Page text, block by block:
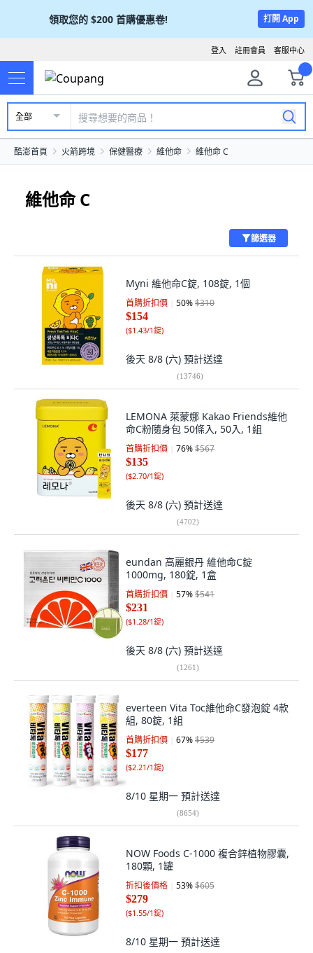
領取您的 $200 首購優惠卷! 打開 App
客服中心
註冊會員
登入
全部
酷澎首頁 火箭跨境 保健醫療 維他命 維他命 C
維他命 C
篩選器
Myni 維他命C錠, 108錠, 1個
首購折扣價 50%$310
$154
($1.43/1錠)
後天 8/8 (六) 預計送達
(13746)
LEMONA 萊蒙娜 Kakao Friends維他
命C粉隨身包 50條入, 50入, 1組
首購折扣價 76%$567
$135
($2.70/1錠)
後天 8/8 (六) 預計送達
(4702)
eundan 高麗銀丹 維他命C錠
1000mg, 180錠, 1盒
首購折扣價 57%$541
$231
($1.28/1錠)
後天 8/8 (六) 預計送達
(1261)
everteen Vita Toc維他命C發泡錠 4款
組, 80錠, 1組
首購折扣價 67%$539
$177
($2.21/1錠)
8/10 星期一 預計送達
(8654)
NOW Foods C-1000 複合鋅植物膠囊,
180顆, 1罐
折扣後價格 53%$605
$279
($1.55/1錠)
8/10 星期一 預計送達